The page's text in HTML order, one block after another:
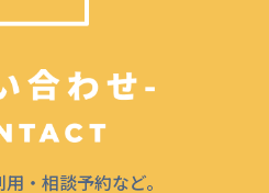
・相談予約など。